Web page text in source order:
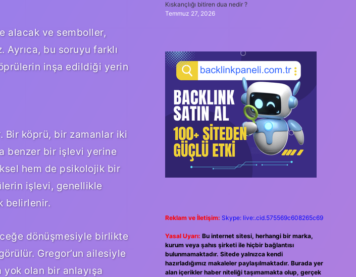
alacak ve semboller,
bu soruyu farklı
inşa edildiği yerin
Bir köprü, bir zamanlar iki
benzer bir işlevi yerine
hem de psikolojik bir
işlevi, genellikle
belirlenir.
dönüşmesiyle birlikte
Gregor’un ailesiyle
yok olan bir anlayışa
Kıskançlığı bitiren dua nedir ?
Temmuz 27, 2026
Reklam ve İletişim: Skype: live:.cid.575569c608265c69
Yasal Uyarı: Bu internet sitesi, herhangi bir marka,
kurum veya şahıs şirketi ile hiçbir bağlantısı
bulunmamaktadır. Sitede yalnızca kendi
hazırladığımız makaleler paylaşılmaktadır. Burada yer
alan içerikler haber niteliği taşımamakta olup, gerçek